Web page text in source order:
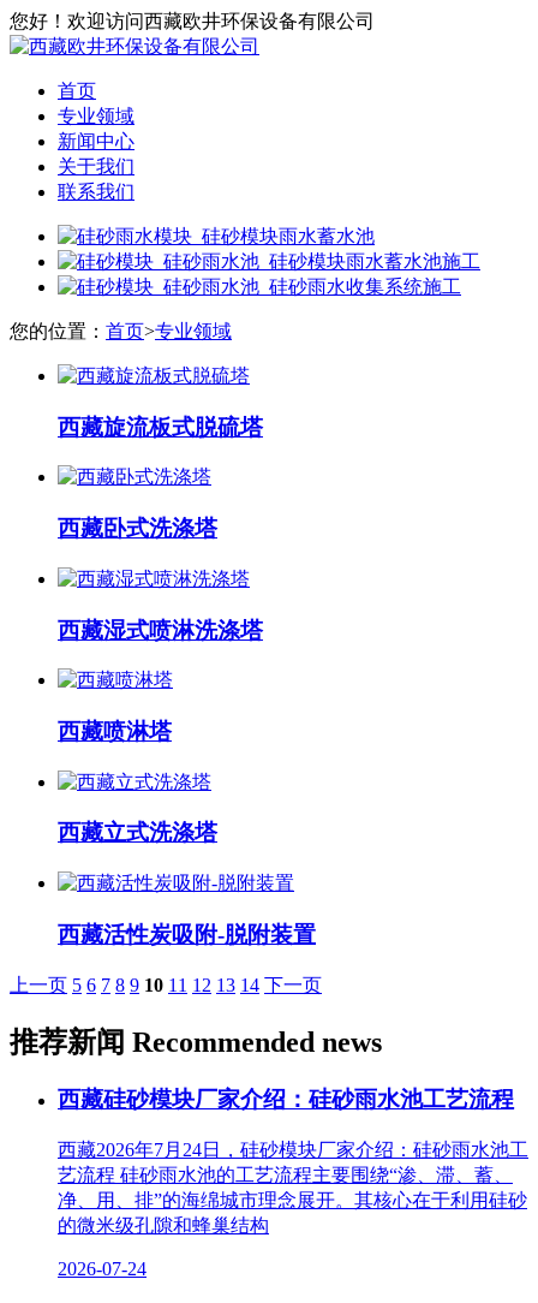
您好！欢迎访问西藏欧井环保设备有限公司
首页
专业领域
新闻中心
关于我们
联系我们
您的位置： 首页>专业领域
西藏旋流板式脱硫塔
西藏卧式洗涤塔
西藏湿式喷淋洗涤塔
西藏喷淋塔
西藏立式洗涤塔
西藏活性炭吸附-脱附装置
上一页 5 6 7 8 9 10 11 12 13 14 下一页
推荐新闻 Recommended news
西藏硅砂模块厂家介绍：硅砂雨水池工艺流程
西藏2026年7月24日，硅砂模块厂家介绍：硅砂雨水池工
艺流程 硅砂雨水池的工艺流程主要围绕“渗、滞、蓄、
净、用、排”的海绵城市理念展开。其核心在于利用硅砂
的微米级孔隙和蜂巢结构
2026-07-24